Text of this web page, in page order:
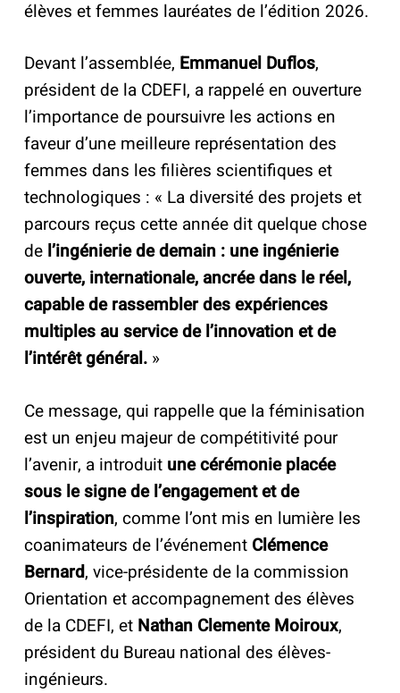
élèves et femmes lauréates de l’édition 2026.
Devant l’assemblée, Emmanuel Duflos,
président de la CDEFI, a rappelé en ouverture
l’importance de poursuivre les actions en
faveur d’une meilleure représentation des
femmes dans les filières scientifiques et
technologiques : « La diversité des projets et
parcours reçus cette année dit quelque chose
de l’ingénierie de demain : une ingénierie
ouverte, internationale, ancrée dans le réel,
capable de rassembler des expériences
multiples au service de l’innovation et de
l’intérêt général. »
Ce message, qui rappelle que la féminisation
est un enjeu majeur de compétitivité pour
l’avenir, a introduit une cérémonie placée
sous le signe de l’engagement et de
l’inspiration, comme l’ont mis en lumière les
coanimateurs de l’événement Clémence
Bernard, vice-présidente de la commission
Orientation et accompagnement des élèves
de la CDEFI, et Nathan Clemente Moiroux,
président du Bureau national des élèves-
ingénieurs.